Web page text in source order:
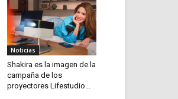
Noticias
Shakira es la imagen de la
campaña de los
proyectores Lifestudio...